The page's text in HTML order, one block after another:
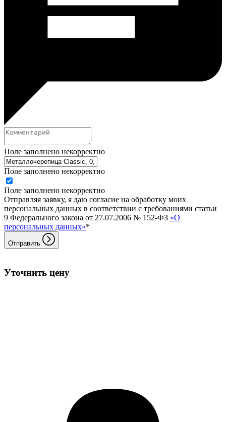
Поле заполнено некорректно
Поле заполнено некорректно
Поле заполнено некорректно
Отправляя заявку, я даю согласие на обработку моих
персональных данных в соответствии с требованиями статьи
9 Федерального закона от 27.07.2006 № 152-ФЗ «О
персональных данных»*
Отправить
Уточнить цену